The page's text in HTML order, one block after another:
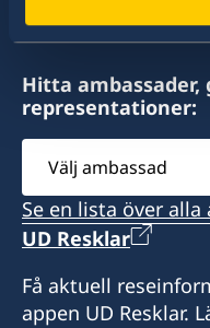
Hitta
representationer:
Välj
ambassad
Se en lista över alla
UD Resklar
Få aktuell
appen UD Resklar.